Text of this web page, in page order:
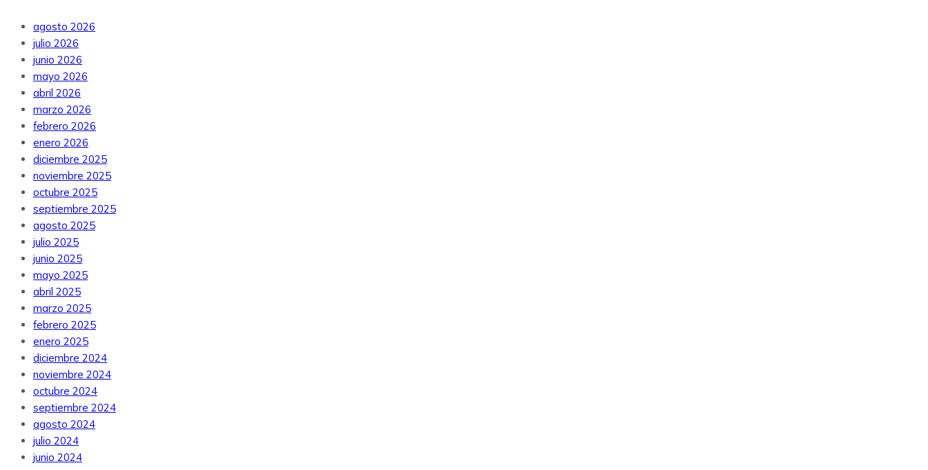
agosto 2026
julio 2026
junio 2026
mayo 2026
abril 2026
marzo 2026
febrero 2026
enero 2026
diciembre 2025
noviembre 2025
octubre 2025
septiembre 2025
agosto 2025
julio 2025
junio 2025
mayo 2025
abril 2025
marzo 2025
febrero 2025
enero 2025
diciembre 2024
noviembre 2024
octubre 2024
septiembre 2024
agosto 2024
julio 2024
junio 2024